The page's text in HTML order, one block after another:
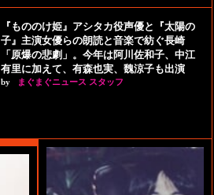
『もののけ姫』アシタカ役声優と『太陽の
子』主演女優らの朗読と音楽で紡ぐ長崎
「原爆の悲劇」。今年は阿川佐和子、中江
有里に加えて、有森也実、魏涼子も出演
by まぐまぐニュース スタッフ